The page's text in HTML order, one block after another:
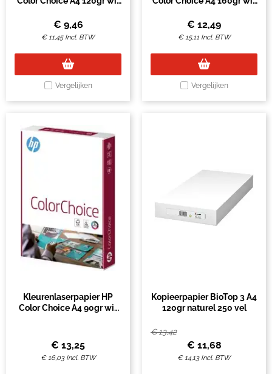
€ 9,46
€11,45 Incl. BTW
Vergelijken
€ 12,49
€15,11 Incl. BTW
Vergelijken
Kleurenlaserpapier HP
Color Choice A4 90gr wit
€ 13,25
€16,03 Incl. BTW
Kopieerpapier BioTop 3 A4
120gr naturel 250 vel
€13,42
€ 11,68
€14,13 Incl. BTW